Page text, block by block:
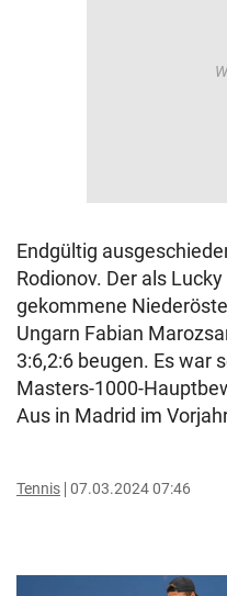
Endgültig
Rodionov. Der als
gekommene
Ungarn Fabian
3:6,2:6 beugen. Es war
Masters-1000-
Aus in Madrid im
Tennis 07.03.2024 07:46